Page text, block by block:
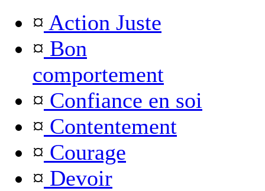
¤ Action Juste
¤ Bon
comportement
¤ Confiance en soi
¤ Contentement
¤ Courage
¤ Devoir